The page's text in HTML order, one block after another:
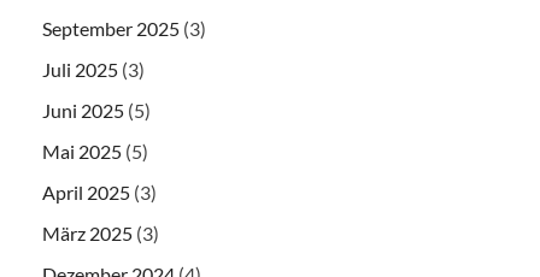
September 2025 (3)
Juli 2025 (3)
Juni 2025 (5)
Mai 2025 (5)
April 2025 (3)
März 2025 (3)